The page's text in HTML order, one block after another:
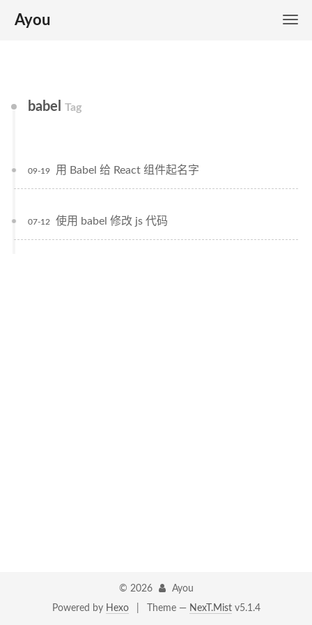
Ayou
babel Tag
用 Babel 给 React 组件起名字
09-19
使用 babel 修改 js 代码
07-12
© 2026
Ayou
Powered by Hexo Theme — NexT.Mistv5.1.4